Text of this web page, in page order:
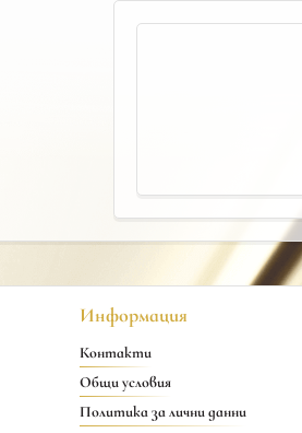
Информация
Контакти
Общи условия
Политика за лични данни